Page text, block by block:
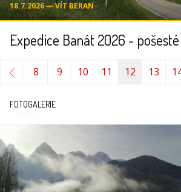
18.7.2026 ― VÍT BERAN
8 9 10 11 12 13
FOTOGALERIE